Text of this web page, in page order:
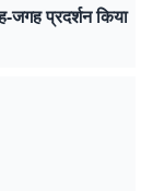
जगह प्रदर्शन किया